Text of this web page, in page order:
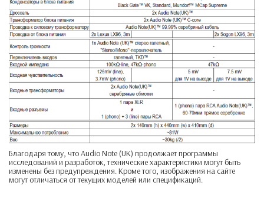
Благодаря тому, что Audio Note (UK) продолжает программы
исследований и разработок, технические характеристики могут быть
изменены без предупреждения. Кроме того, изображения на сайте
могут отличаться от текущих моделей или спецификаций.